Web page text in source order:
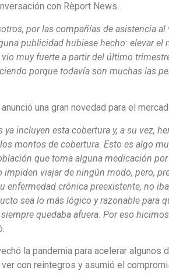
con Rèport News.
por las compañías de asistencia
publicidad hubiese hecho: elevar el
muy fuerte a partir del último
porque todavía son muchas las
una gran novedad para el
incluyen esta cobertura y, a su vez,
montos de cobertura. Esto es algo
que toma alguna medicación
impiden viajar de ningún modo, pero,
enfermedad crónica preexistente, no
sea lo más lógico y razonable para
quedaba afuera. Por eso
la pandemia para acelerar algunos
con reintegros y asumió el